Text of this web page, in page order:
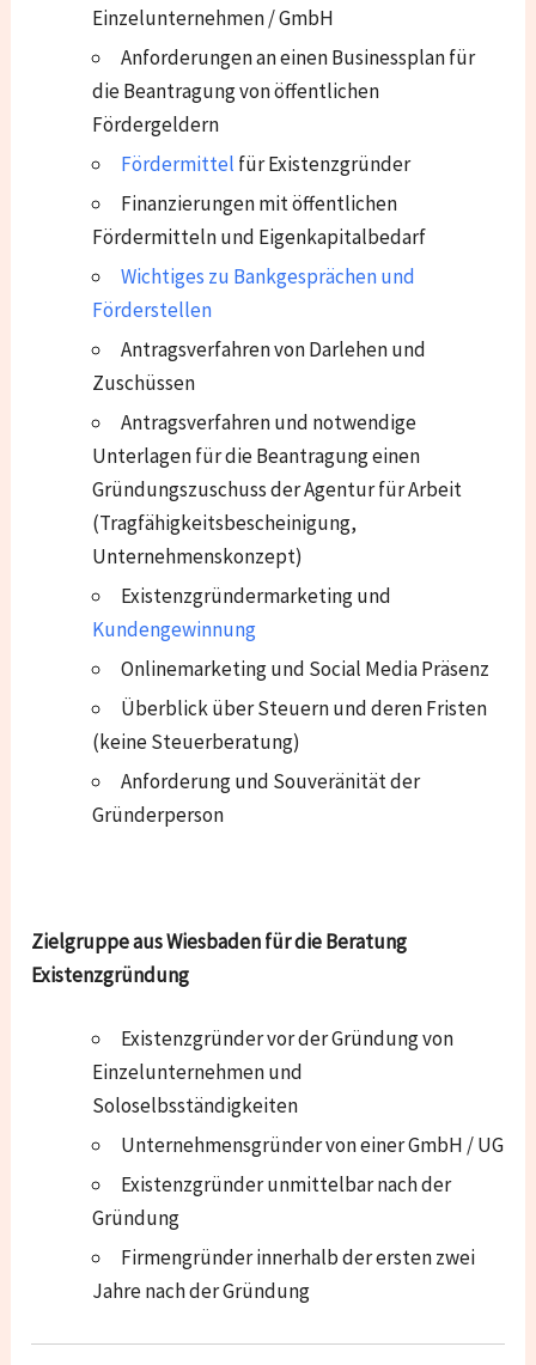
Einzelunternehmen / GmbH
Anforderungen an einen Businessplan für
die Beantragung von öffentlichen
Fördergeldern
Fördermittel für Existenzgründer
Finanzierungen mit öffentlichen
Fördermitteln und Eigenkapitalbedarf
Wichtiges zu Bankgesprächen und
Förderstellen
Antragsverfahren von Darlehen und
Zuschüssen
Antragsverfahren und notwendige
Unterlagen für die Beantragung einen
Gründungszuschuss der Agentur für Arbeit
(Tragfähigkeitsbescheinigung,
Unternehmenskonzept)
Existenzgründermarketing und
Kundengewinnung
Onlinemarketing und Social Media Präsenz
Überblick über Steuern und deren Fristen
(keine Steuerberatung)
Anforderung und Souveränität der
Gründerperson
Zielgruppe aus Wiesbaden für die Beratung
Existenzgründung
Existenzgründer vor der Gründung von
Einzelunternehmen und
Soloselbsständigkeiten
Unternehmensgründer von einer GmbH / UG
Existenzgründer unmittelbar nach der
Gründung
Firmengründer innerhalb der ersten zwei
Jahre nach der Gründung